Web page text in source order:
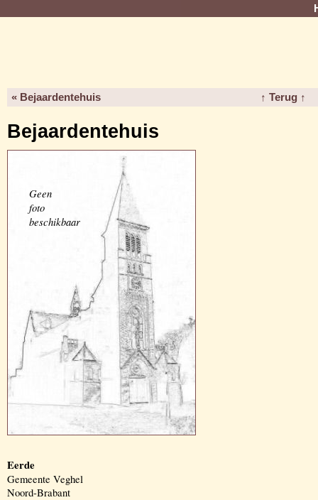
« Bejaardentehuis ↑ Terug ↑
Bejaardentehuis
Geen
foto
beschikbaar
Eerde
Gemeente Veghel
Noord-Brabant